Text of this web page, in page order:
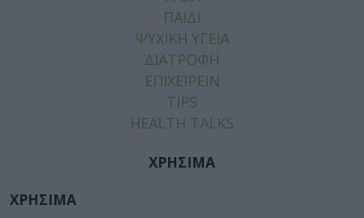
ΠΑΙΔΙ
ΨΥΧΙΚΗ ΥΓΕΙΑ
ΔΙΑΤΡΟΦΗ
ΕΠΙΧΕΙΡΕΙΝ
TIPS
HEALTH TALKS
ΧΡΗΣΙΜΑ
ΧΡΗΣΙΜΑ